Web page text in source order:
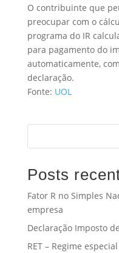
O contribuinte que
preocupar com o
programa do IR
para pagamento do
automaticamente,
declaração.
Fonte: UOL
Posts
Fator R no Simples
empresa
Declaração Imposto
RET – Regime